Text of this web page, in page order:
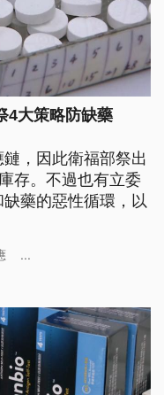
4大策略防缺藥
，因此衛福部祭出
存。不過也有立委
藥的惡性循環，以
...